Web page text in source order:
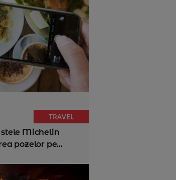
TRAVEL
Michelin
pozelor pe...